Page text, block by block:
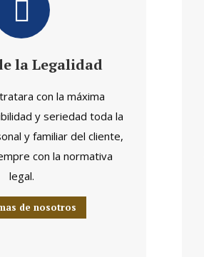
la Legalidad
con la máxima
y seriedad toda la
y familiar del cliente,
con la normativa
legal.
de nosotros